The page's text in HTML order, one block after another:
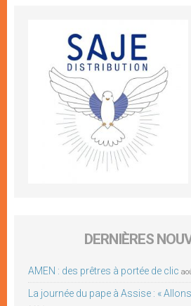
DERNIÈRES
AMEN : des prêtres à portée de clic
La journée du pape à Assise : «